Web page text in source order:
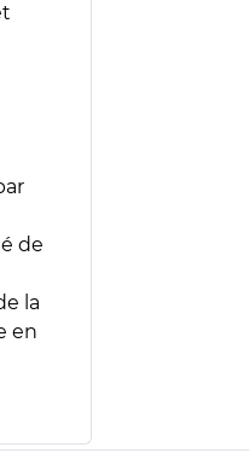
de
la
en